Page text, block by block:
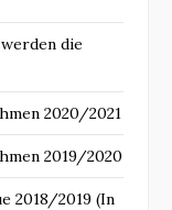
die
2020/2021
2019/2020
2018/2019 (In